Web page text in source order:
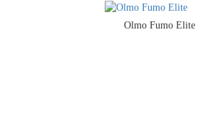
Olmo Fumo Elite